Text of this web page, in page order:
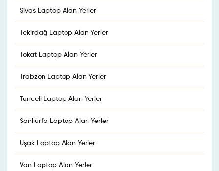
Sivas Laptop Alan Yerler
Tekirdağ Laptop Alan Yerler
Tokat Laptop Alan Yerler
Trabzon Laptop Alan Yerler
Tunceli Laptop Alan Yerler
Şanlıurfa Laptop Alan Yerler
Uşak Laptop Alan Yerler
Van Laptop Alan Yerler